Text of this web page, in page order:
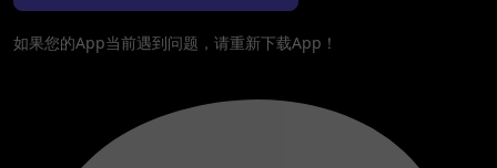
如果您的App当前遇到问题，请重新下载App！